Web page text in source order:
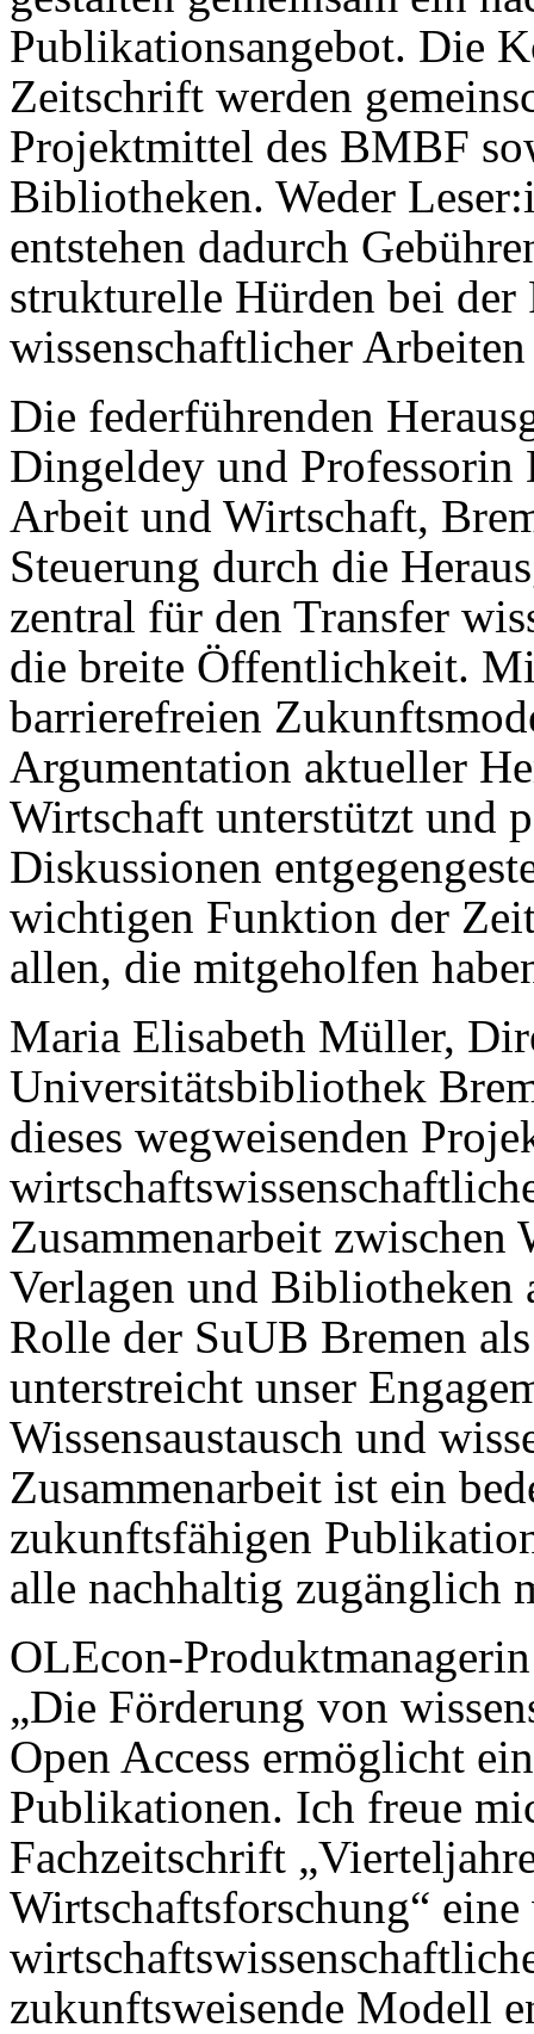
Publikationsangebot. Die
Zeitschrift werden
Projektmittel des BMBF
Bibliotheken. Weder
entstehen dadurch
strukturelle Hürden bei
wissenschaftlicher Arbeiten
Die federführenden
Dingeldey und
Arbeit und Wirtschaft,
Steuerung durch die
zentral für den Transfer
die breite Öffentlichkeit.
barrierefreien
Argumentation aktueller
Wirtschaft unterstützt und
Diskussionen
wichtigen Funktion der
allen, die mitgeholfen
Maria Elisabeth Müller,
Universitätsbibliothek
dieses wegweisenden
Zusammenarbeit zwischen
Verlagen und Bibliotheken
Rolle der SuUB Bremen
unterstreicht unser
Wissensaustausch und
Zusammenarbeit ist ein
zukunftsfähigen
alle nachhaltig zugänglich
OLEcon-
„Die Förderung von
Open Access ermöglicht
Publikationen. Ich freue
Fachzeitschrift
Wirtschaftsforschung“ eine
zukunftsweisende Modell